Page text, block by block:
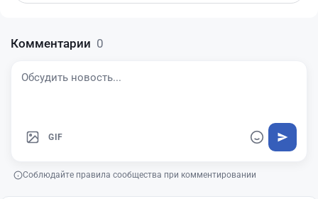
Комментарии 0
GIF
Соблюдайте правила сообщества при комментировании